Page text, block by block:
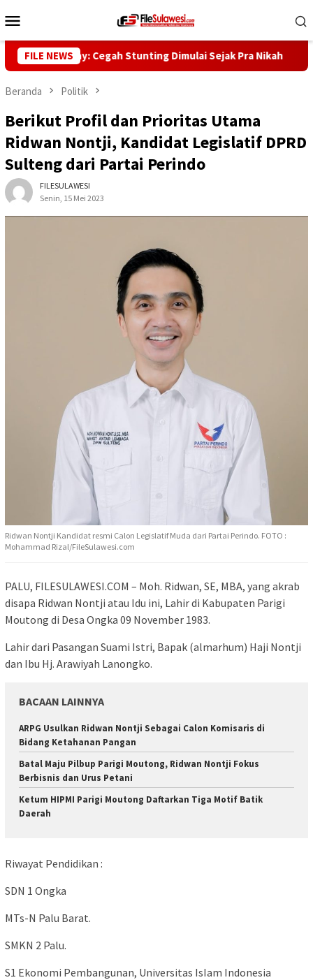
ke
Mobile
FILE NEWS
Reny: Cegah Stunting Dimulai Sejak Pra Nikah
Beranda Politik
Berikut Profil dan Prioritas Utama
Ridwan Nontji, Kandidat Legislatif DPRD
Sulteng dari Partai Perindo
FILESULAWESI
Senin, 15 Mei 2023
Ridwan Nontji Kandidat resmi Calon Legislatif Muda dari Partai Perindo. FOTO :
Mohammad Rizal/FileSulawesi.com
PALU, FILESULAWESI.COM – Moh. Ridwan, SE, MBA, yang akrab
disapa Ridwan Nontji atau Idu ini, Lahir di Kabupaten Parigi
Moutong di Desa Ongka 09 November 1983.
Lahir dari Pasangan Suami Istri, Bapak (almarhum) Haji Nontji
dan Ibu Hj. Arawiyah Lanongko.
BACAAN LAINNYA
ARPG Usulkan Ridwan Nontji Sebagai Calon Komisaris di
Bidang Ketahanan Pangan
Batal Maju Pilbup Parigi Moutong, Ridwan Nontji Fokus
Berbisnis dan Urus Petani
Ketum HIPMI Parigi Moutong Daftarkan Tiga Motif Batik
Daerah
Riwayat Pendidikan :
SDN 1 Ongka
MTs-N Palu Barat.
SMKN 2 Palu.
S1 Ekonomi Pembangunan, Universitas IsIam Indonesia